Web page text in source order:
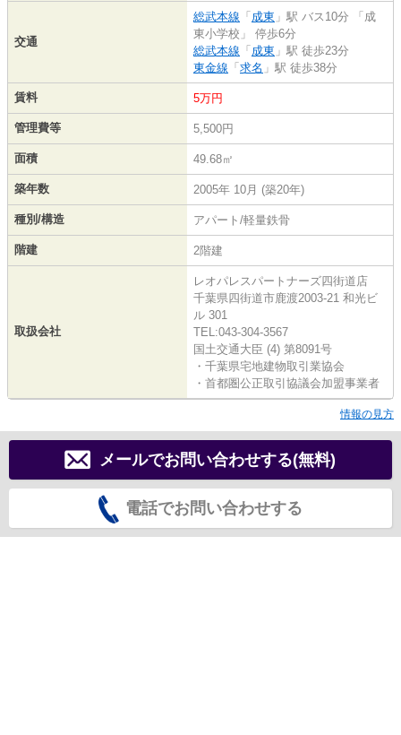
交通
総武本線 「 成東 」駅 バス10分 「成
東小学校」 停歩6分
総武本線 「 成東 」駅 徒歩23分
東金線 「 求名 」駅 徒歩38分
賃料 5万円
管理費等 5,500円
面積 49.68㎡
築年数 2005年 10月 (築20年)
種別/構造 アパート/軽量鉄骨
階建 2階建
取扱会社
レオパレスパートナーズ四街道店
千葉県四街道市鹿渡2003-21 和光ビ
ル 301
TEL:043-304-3567
国土交通大臣 (4) 第8091号
・千葉県宅地建物取引業協会
・首都圏公正取引協議会加盟事業者
情報の見方
メールでお問い合わせする(無料)
電話でお問い合わせする